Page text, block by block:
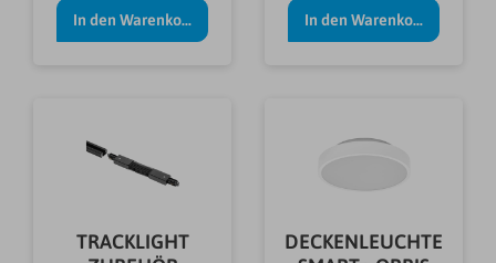
In den Warenkorb In den Warenkorb
TRACKLIGHT
DECKENLEUCHTE